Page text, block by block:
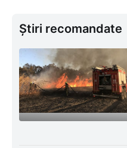
Știri recomandate